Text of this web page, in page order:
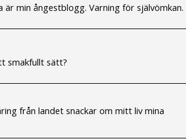
är min ångestblogg. Varning för självömkan.
smakfullt sätt?
från landet snackar om mitt liv mina